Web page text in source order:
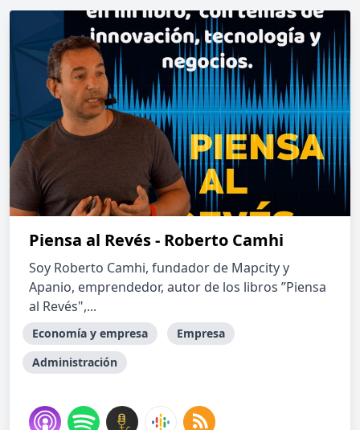
Piensa al Revés - Roberto Camhi
Soy Roberto Camhi, fundador de Mapcity y
Apanio, emprendedor, autor de los libros ”Piensa
al Revés",...
Economía y empresa
Empresa
Administración